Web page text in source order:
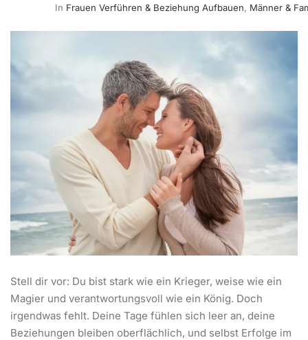
In Frauen Verführen & Beziehung Aufbauen, Männer &
Stell dir vor: Du bist stark wie ein Krieger, weise wie ein
Magier und verantwortungsvoll wie ein König. Doch
irgendwas fehlt. Deine Tage fühlen sich leer an, deine
Beziehungen bleiben oberflächlich, und selbst Erfolge im